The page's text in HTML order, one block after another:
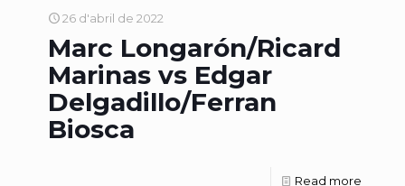
26 d'abril de 2022
Marc Longarón/Ricard
Marinas vs Edgar
Delgadillo/Ferran
Biosca
Read more